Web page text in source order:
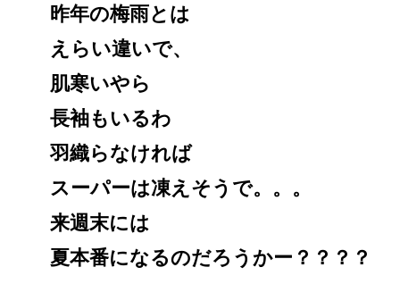
昨年の梅雨とは
えらい違いで、
肌寒いやら
長袖もいるわ
羽織らなければ
スーパーは凍えそうで。。。
来週末には
夏本番になるのだろうかー？？？？